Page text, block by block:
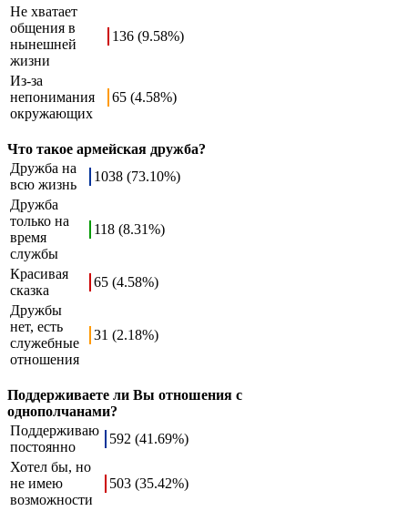
Не хватает
общения в
нынешней
жизни
136 (9.58%)
Из-за
непонимания
окружающих
65 (4.58%)
Что такое армейская дружба?
Дружба на
всю жизнь
1038 (73.10%)
Дружба
только на
время
службы
118 (8.31%)
Красивая
сказка
65 (4.58%)
Дружбы
нет, есть
служебные
отношения
31 (2.18%)
Поддерживаете ли Вы отношения с
однополчанами?
Поддерживаю
постоянно
592 (41.69%)
Хотел бы, но
не имею
возможности
503 (35.42%)